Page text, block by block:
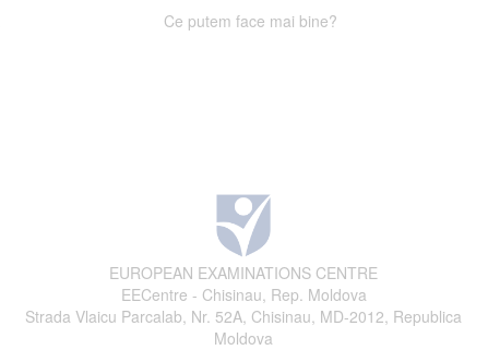
Ce putem face mai bine?
EUROPEAN EXAMINATIONS CENTRE
EECentre - Chisinau, Rep. Moldova
Strada Vlaicu Parcalab, Nr. 52A, Chisinau, MD-2012, Republica
Moldova